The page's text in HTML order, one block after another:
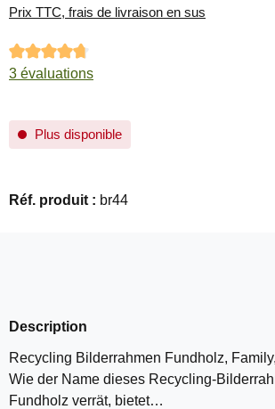
Prix TTC, frais de livraison en sus
Note moyenne de 4.67 sur 5 étoiles
3 évaluations
Plus disponible
Réf. produit : br44
Description
Recycling Bilderrahmen Fundholz,
Wie der Name dieses Recycling-
Fundholz verrät, bietet…